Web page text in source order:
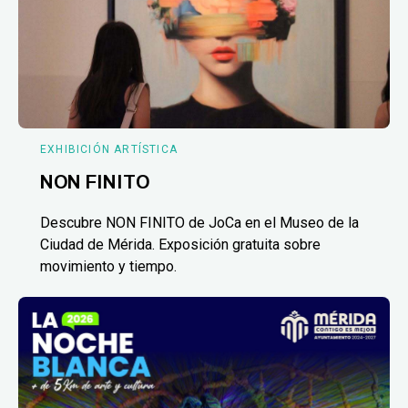
EXHIBICIÓN ARTÍSTICA
NON FINITO
Descubre NON FINITO de JoCa en el Museo de la
Ciudad de Mérida. Exposición gratuita sobre
movimiento y tiempo.